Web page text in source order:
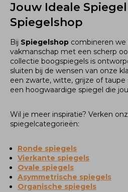
Jouw Ideale
Spiegelshop
Bij Spiegelshop combineren we
vakmanschap met een scherp
collectie boogspiegels is
sluiten bij de wensen van onze
een zwarte, witte, grijze of taupe
een hoogwaardige spiegel die
Wil je meer inspiratie? Verken
spiegelcategorieën:
Ronde spiegels
Vierkante spiegels
Ovale spiegels
Asymmetrische spiegels
Organische spiegels